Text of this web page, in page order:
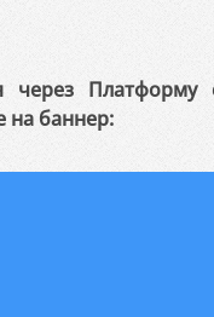
через Платформу
на баннер: